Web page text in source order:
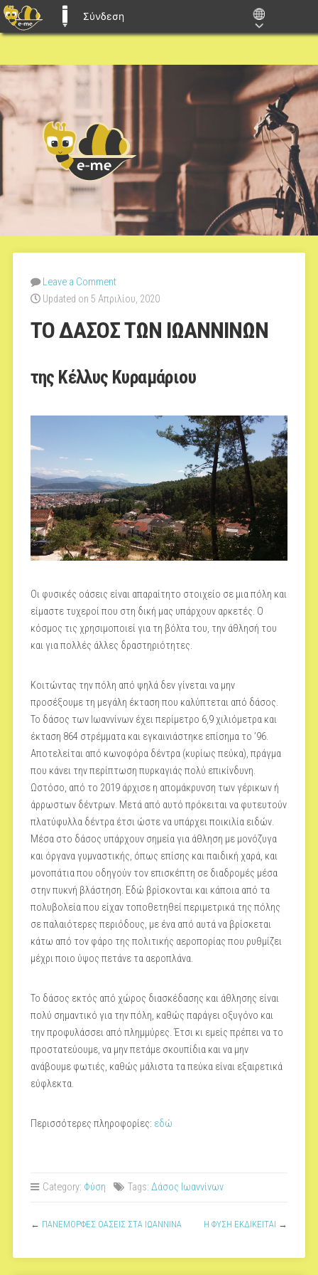
E-ME BLOGS
Σύνδεση
Leave a Comment
Updated on 5 Απριλίου, 2020
ΤΟ ΔΑΣΟΣ ΤΩΝ ΙΩΑΝΝΙΝΩΝ
της Κέλλυς Κυραμάριου
Οι φυσικές οάσεις είναι απαραίτητο στοιχείο σε μια πόλη και
είμαστε τυχεροί που στη δική μας υπάρχουν αρκετές. Ο
κόσμος τις χρησιμοποιεί για τη βόλτα του, την άθλησή του
και για πολλές άλλες δραστηριότητες.
Κοιτώντας την πόλη από ψηλά δεν γίνεται να μην
προσέξουμε τη μεγάλη έκταση που καλύπτεται από δάσος.
Το δάσος των Ιωαννίνων έχει περίμετρο 6,9 χιλιόμετρα και
έκταση 864 στρέμματα και εγκαινιάστηκε επίσημα το ’96.
Αποτελείται από κωνοφόρα δέντρα (κυρίως πεύκα), πράγμα
που κάνει την περίπτωση πυρκαγιάς πολύ επικίνδυνη.
Ωστόσο, από το 2019 άρχισε η απομάκρυνση των γέρικων ή
άρρωστων δέντρων. Μετά από αυτό πρόκειται να φυτευτούν
πλατύφυλλα δέντρα έτσι ώστε να υπάρχει ποικιλία ειδών.
Μέσα στο δάσος υπάρχουν σημεία για άθληση με μονόζυγα
και όργανα γυμναστικής, όπως επίσης και παιδική χαρά, και
μονοπάτια που οδηγούν τον επισκέπτη σε διαδρομές μέσα
στην πυκνή βλάστηση. Εδώ βρίσκονται και κάποια από τα
πολυβολεία που είχαν τοποθετηθεί περιμετρικά της πόλης
σε παλαιότερες περιόδους, με ένα από αυτά να βρίσκεται
κάτω από τον φάρο της πολιτικής αεροπορίας που ρυθμίζει
μέχρι ποιο ύψος πετάνε τα αεροπλάνα.
Το δάσος εκτός από χώρος διασκέδασης και άθλησης είναι
πολύ σημαντικό για την πόλη, καθώς παράγει οξυγόνο και
την προφυλάσσει από πλημμύρες. Έτσι κι εμείς πρέπει να το
προστατεύουμε, να μην πετάμε σκουπίδια και να μην
ανάβουμε φωτιές, καθώς μάλιστα τα πεύκα είναι εξαιρετικά
εύφλεκτα.
Περισσότερες πληροφορίες: εδώ
Category: Φύση Tags: Δάσος Ιωαννίνων
← ΠΑΝΕΜΟΡΦΕΣ ΟΑΣΕΙΣ ΣΤΑ ΙΩΑΝΝΙΝΑ Η ΦΥΣΗ ΕΚΔΙΚΕΙΤΑΙ →